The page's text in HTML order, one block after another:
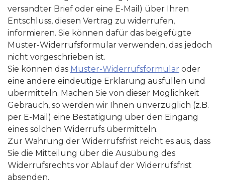
versandter Brief oder eine E-Mail) über Ihren
Entschluss, diesen Vertrag zu widerrufen,
informieren. Sie können dafür das beigefügte
Muster-Widerrufsformular verwenden, das jedoch
nicht vorgeschrieben ist.
Sie können das Muster-Widerrufsformular oder
eine andere eindeutige Erklärung ausfüllen und
übermitteln. Machen Sie von dieser Möglichkeit
Gebrauch, so werden wir Ihnen unverzüglich (z.B.
per E-Mail) eine Bestätigung über den Eingang
eines solchen Widerrufs übermitteln.
Zur Wahrung der Widerrufsfrist reicht es aus, dass
Sie die Mitteilung über die Ausübung des
Widerrufsrechts vor Ablauf der Widerrufsfrist
absenden.